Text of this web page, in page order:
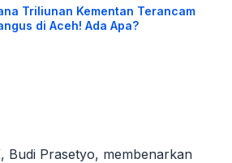
Triliunan Kementan Terancam
di Aceh! Ada Apa?
Budi Prasetyo, membenarkan